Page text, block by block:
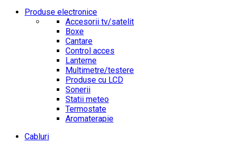
Produse electronice
Accesorii tv/satelit
Boxe
Cantare
Control acces
Lanterne
Multimetre/testere
Produse cu LCD
Sonerii
Statii meteo
Termostate
Aromaterapie
Cabluri